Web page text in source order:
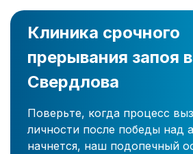
Клиника срочного
прерывания запоя
Свердлова
Поверьте, когда процесс
личности после победы над
начнется, наш подопечный